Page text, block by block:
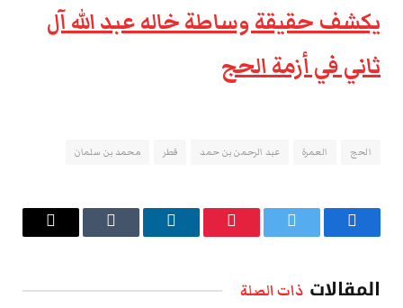
يكشف حقيقة وساطة خاله عبد الله آل
ثاني في أزمة الحج
الحج العمرة عبد الرحمن بن حمد قطر محمد بن سلمان
فيسبوك تويتر بينتيريستلينكدإن Tumblr
البريد
المقالات ذات الصلة